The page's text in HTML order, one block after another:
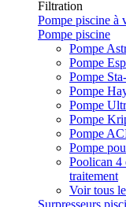
Filtration
Pompe piscine à
Pompe piscine
Pompe
Pompe
Pompe
Pompe
Pompe
Pompe
Pompe
Pompe
Poolican 4
traitement
Voir tous
Surpresseurs